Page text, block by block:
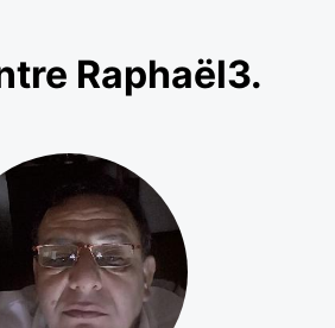
Raphaël3.